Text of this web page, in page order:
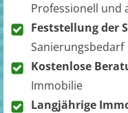
Professionell und
Feststellung der
Sanierungsbedarf
Kostenlose
Immobilie
Langjährige